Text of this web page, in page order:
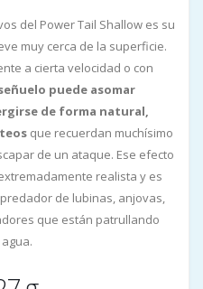
del Power Tail Shallow es su
muy cerca de la superficie.
a cierta velocidad o con
puede asomar
de forma natural,
que recuerdan muchísimo
de un ataque. Ese efecto
realista y es
de lubinas, anjovas,
que están patrullando